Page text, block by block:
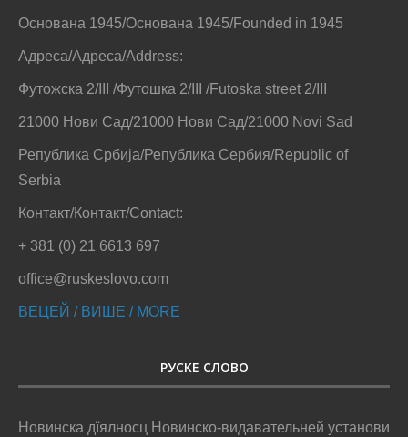
Основана 1945/Основана 1945/Founded in 1945
Адреса/Адреса/Address:
Футожска 2/III /Футошка 2/III /Futoska street 2/III
21000 Нови Сад/21000 Нови Сад/21000 Novi Sad
Република Србија/Република Сербия/Republic of
Serbia
Контакт/Контакт/Contact:
+ 381 (0) 21 6613 697
office@ruskeslovo.com
ВЕЦЕЙ / ВИШЕ / MORE
РУСКЕ СЛОВО
Новинска дїялносц Новинско-видавательней установи